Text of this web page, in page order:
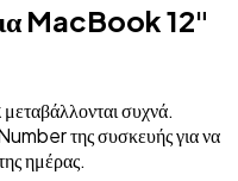
MacBook 12"
συχνά.
της συσκευής για να
ημέρας.